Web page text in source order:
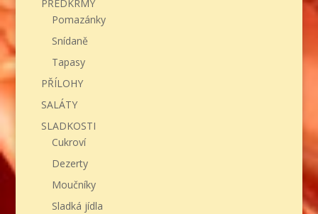
PŘEDKRMY
Pomazánky
Snídaně
Tapasy
PŘÍLOHY
SALÁTY
SLADKOSTI
Cukroví
Dezerty
Moučníky
Sladká jídla